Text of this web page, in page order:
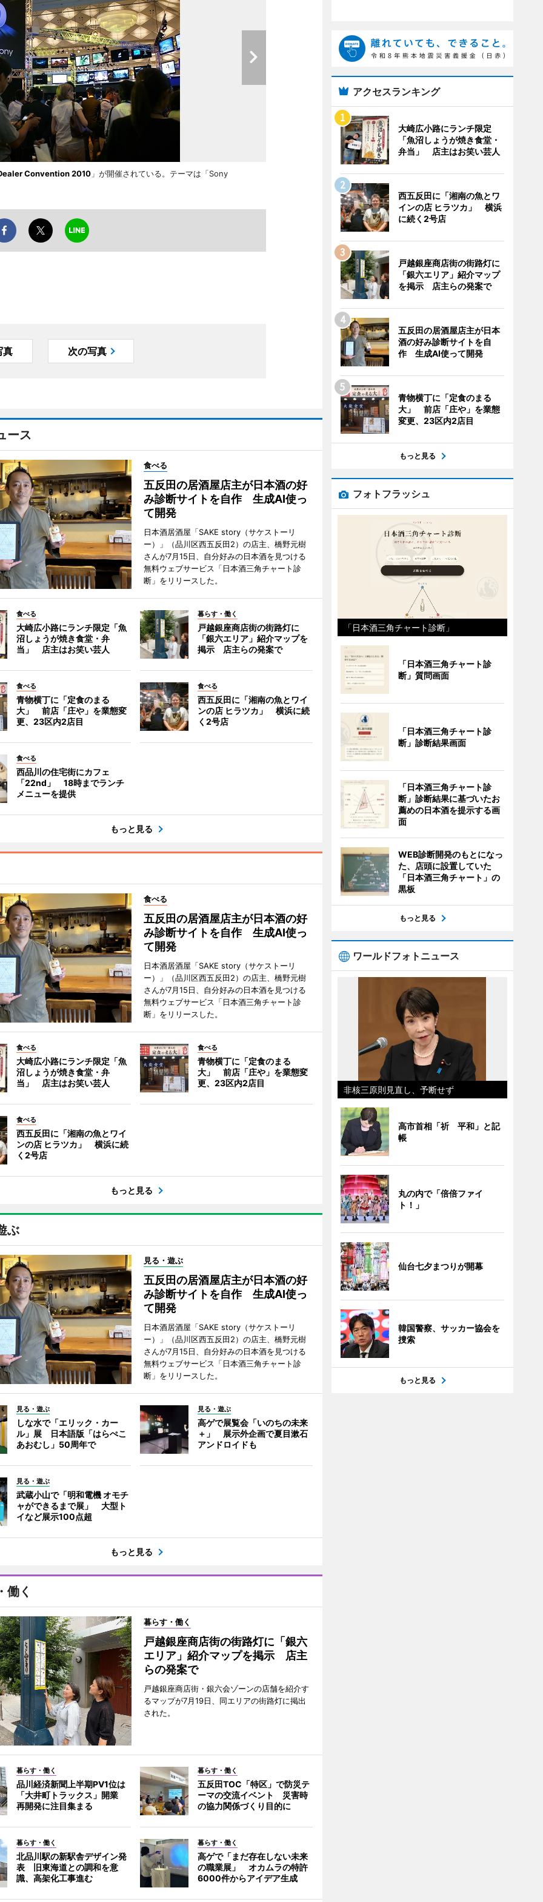
Convention 2010」が開催されている。テーマは「Sony
真 次の写真
ース
食べる
五反田の居酒屋店主が日本酒の好
み診断サイトを自作 生成AI使っ
て開発
日本酒居酒屋「SAKE story（サケストーリ
ー）」（品川区西五反田2）の店主、橋野元樹
さんが7月15日、自分好みの日本酒を見つける
無料ウェブサービス「日本酒三角チャート診
断」をリリースした。
食べる
大崎広小路にランチ限定「魚
沼しょうが焼き食堂・弁
当」 店主はお笑い芸人
暮らす・働く
戸越銀座商店街の街路灯に
「銀六エリア」紹介マップを
掲示 店主らの発案で
食べる
青物横丁に「定食のまる
大」 前店「庄や」を業態変
更、23区内2店目
食べる
西五反田に「湘南の魚とワイ
ンの店 ヒラツカ」 横浜に続
く2号店
食べる
西品川の住宅街にカフェ
「22nd」 18時までランチ
メニューを提供
もっと見る
食べる
五反田の居酒屋店主が日本酒の好
み診断サイトを自作 生成AI使っ
て開発
日本酒居酒屋「SAKE story（サケストーリ
ー）」（品川区西五反田2）の店主、橋野元樹
さんが7月15日、自分好みの日本酒を見つける
無料ウェブサービス「日本酒三角チャート診
断」をリリースした。
食べる
大崎広小路にランチ限定「魚
沼しょうが焼き食堂・弁
当」 店主はお笑い芸人
食べる
青物横丁に「定食のまる
大」 前店「庄や」を業態変
更、23区内2店目
食べる
西五反田に「湘南の魚とワイ
ンの店 ヒラツカ」 横浜に続
く2号店
もっと見る
ぶ
見る・遊ぶ
五反田の居酒屋店主が日本酒の好
み診断サイトを自作 生成AI使っ
て開発
日本酒居酒屋「SAKE story（サケストーリ
ー）」（品川区西五反田2）の店主、橋野元樹
さんが7月15日、自分好みの日本酒を見つける
無料ウェブサービス「日本酒三角チャート診
断」をリリースした。
見る・遊ぶ
しな水で「エリック・カー
ル」展 日本語版「はらぺこ
あおむし」50周年で
見る・遊ぶ
高ゲで展覧会「いのちの未来
＋」 展示外企画で夏目漱石
アンドロイドも
見る・遊ぶ
武蔵小山で「明和電機 オモチ
ャができるまで展」 大型ト
イなど展示100点超
もっと見る
働く
暮らす・働く
戸越銀座商店街の街路灯に「銀六
エリア」紹介マップを掲示 店主
らの発案で
戸越銀座商店街・銀六会ゾーンの店舗を紹介す
るマップが7月19日、同エリアの街路灯に掲出
された。
暮らす・働く
品川経済新聞上半期PV1位は
「大井町トラックス」開業
再開発に注目集まる
暮らす・働く
五反田TOC「特区」で防災テ
ーマの交流イベント 災害時
の協力関係づくり目的に
暮らす・働く
北品川駅の新駅舎デザイン発
表 旧東海道との調和を意
識、高架化工事進む
暮らす・働く
高ゲで「まだ存在しない未来
の職業展」 オカムラの特許
6000件からアイデア生成
アクセスランキング
大崎広小路にランチ限定
「魚沼しょうが焼き食堂・
弁当」 店主はお笑い芸人
西五反田に「湘南の魚とワ
インの店 ヒラツカ」 横浜
に続く2号店
戸越銀座商店街の街路灯に
「銀六エリア」紹介マップ
を掲示 店主らの発案で
五反田の居酒屋店主が日本
酒の好み診断サイトを自
作 生成AI使って開発
青物横丁に「定食のまる
大」 前店「庄や」を業態
変更、23区内2店目
もっと見る
フォトフラッシュ
「日本酒三角チャート診断」
「日本酒三角チャート診
断」質問画面
「日本酒三角チャート診
断」診断結果画面
「日本酒三角チャート診
断」診断結果に基づいたお
薦めの日本酒を提示する画
面
WEB診断開発のもとになっ
た、店頭に設置していた
「日本酒三角チャート」の
黒板
もっと見る
ワールドフォトニュース
非核三原則見直し、予断せず
高市首相「祈 平和」と記
帳
丸の内で「倍倍ファイ
ト！」
仙台七夕まつりが開幕
韓国警察、サッカー協会を
捜索
もっと見る